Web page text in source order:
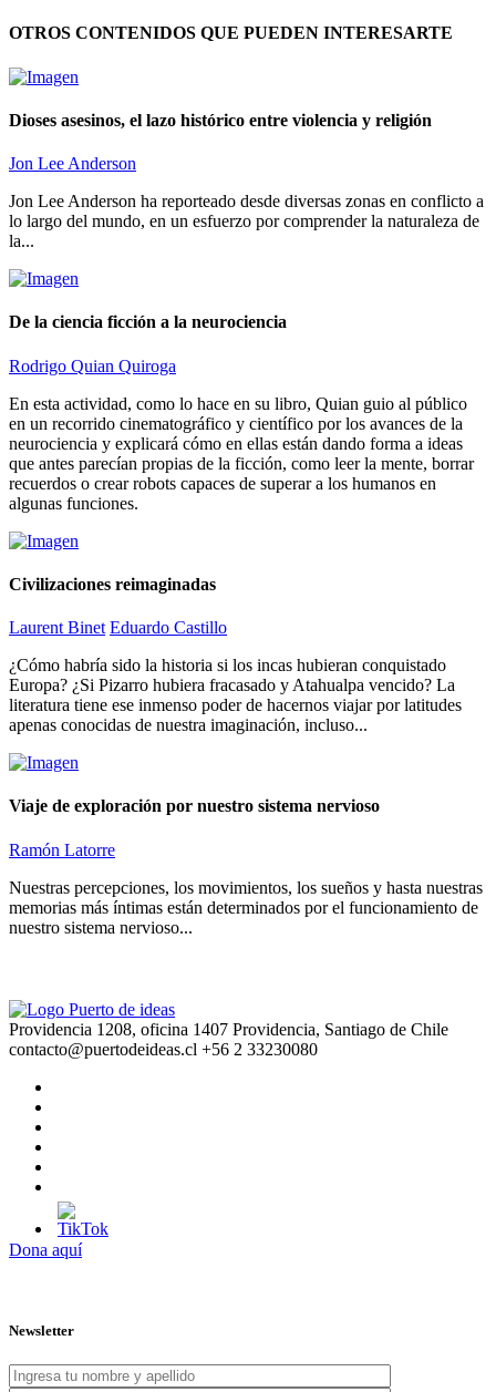
OTROS CONTENIDOS QUE PUEDEN INTERESARTE
Dioses asesinos, el lazo histórico entre violencia y religión
Jon Lee Anderson
Jon Lee Anderson ha reporteado desde diversas zonas en conflicto a
lo largo del mundo, en un esfuerzo por comprender la naturaleza de
la...
De la ciencia ficción a la neurociencia
Rodrigo Quian Quiroga
En esta actividad, como lo hace en su libro, Quian guio al público
en un recorrido cinematográfico y científico por los avances de la
neurociencia y explicará cómo en ellas están dando forma a ideas
que antes parecían propias de la ficción, como leer la mente, borrar
recuerdos o crear robots capaces de superar a los humanos en
algunas funciones.
Civilizaciones reimaginadas
Laurent Binet Eduardo Castillo
¿Cómo habría sido la historia si los incas hubieran conquistado
Europa? ¿Si Pizarro hubiera fracasado y Atahualpa vencido? La
literatura tiene ese inmenso poder de hacernos viajar por latitudes
apenas conocidas de nuestra imaginación, incluso...
Viaje de exploración por nuestro sistema nervioso
Ramón Latorre
Nuestras percepciones, los movimientos, los sueños y hasta nuestras
memorias más íntimas están determinados por el funcionamiento de
nuestro sistema nervioso...
Providencia 1208, oficina 1407 Providencia, Santiago de Chile
contacto@puertodeideas.cl +56 2 33230080
Dona aquí
Newsletter